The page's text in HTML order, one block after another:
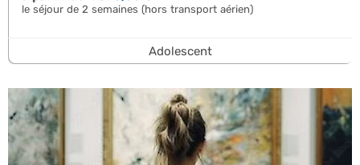
le séjour de 2 semaines (hors transport aérien)
Adolescent